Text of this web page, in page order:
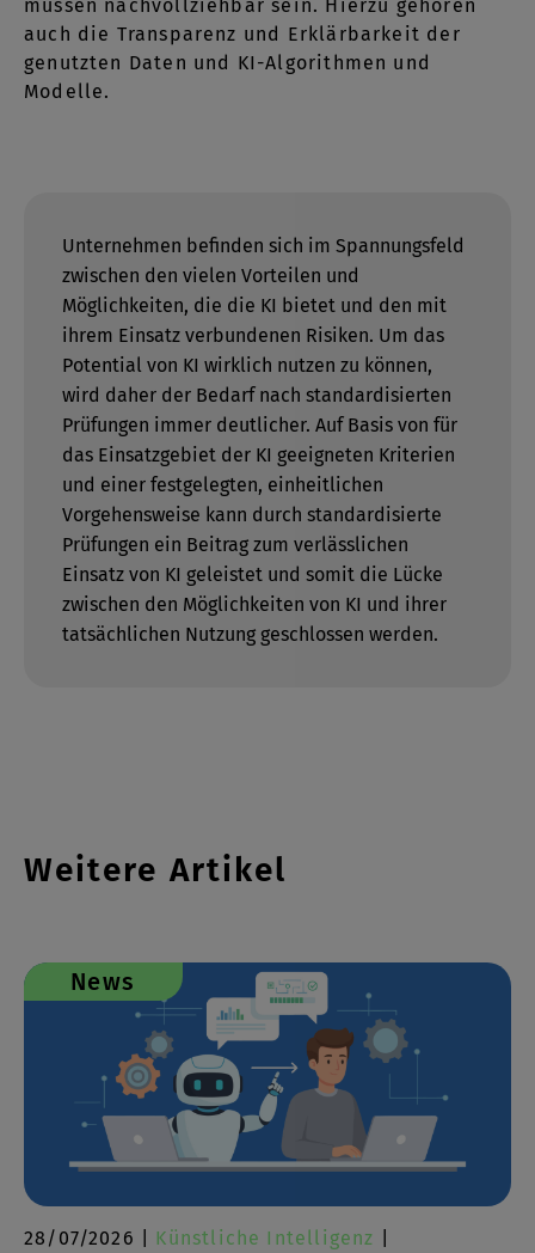
müssen nachvollziehbar sein. Hierzu gehören
auch die Transparenz und Erklärbarkeit der
genutzten Daten und KI-Algorithmen und
Modelle.
Unternehmen befinden sich im Spannungsfeld
zwischen den vielen Vorteilen und
Möglichkeiten, die die KI bietet und den mit
ihrem Einsatz verbundenen Risiken. Um das
Potential von KI wirklich nutzen zu können,
wird daher der Bedarf nach standardisierten
Prüfungen immer deutlicher. Auf Basis von für
das Einsatzgebiet der KI geeigneten Kriterien
und einer festgelegten, einheitlichen
Vorgehensweise kann durch standardisierte
Prüfungen ein Beitrag zum verlässlichen
Einsatz von KI geleistet und somit die Lücke
zwischen den Möglichkeiten von KI und ihrer
tatsächlichen Nutzung geschlossen werden.
Weitere Artikel
News
28/07/2026 | Künstliche Intelligenz